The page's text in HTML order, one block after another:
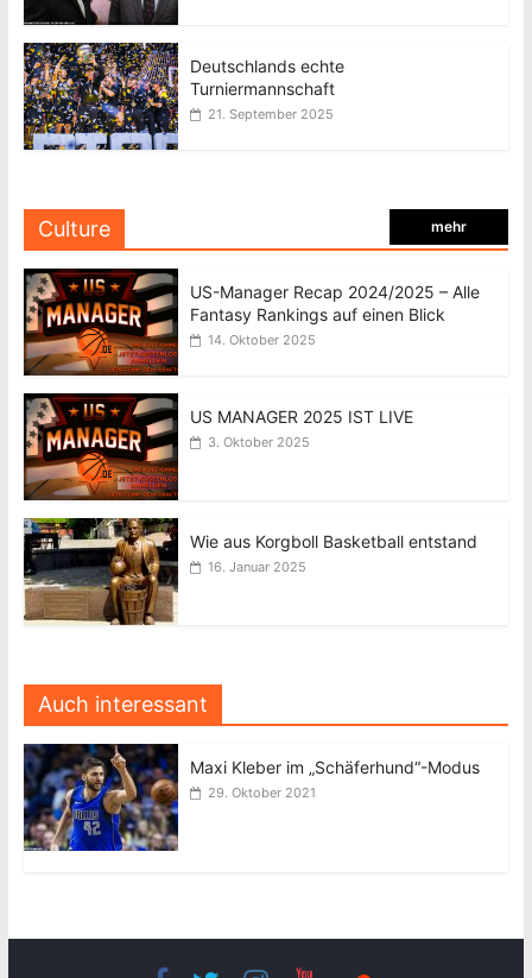
Deutschlands echte
Turniermannschaft
21. September 2025
Culture mehr
US-Manager Recap 2024/2025 – Alle
Fantasy Rankings auf einen Blick
14. Oktober 2025
US MANAGER 2025 IST LIVE
3. Oktober 2025
Wie aus Korgboll Basketball entstand
16. Januar 2025
Auch interessant
Maxi Kleber im „Schäferhund“-Modus
29. Oktober 2021